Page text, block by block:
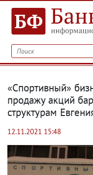
«Спортивный»
продажу акций
структурам
12.11.2021 15:48